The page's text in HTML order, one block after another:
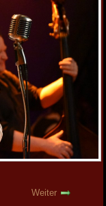
Weiter